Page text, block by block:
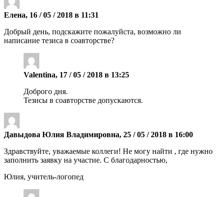
Елена, 16 / 05 / 2018 в 11:31
Добрый день, подскажите пожалуйста, возможно ли
написание тезиса в соавторстве?
Valentina, 17 / 05 / 2018 в 13:25
Доброго дня.
Тезисы в соавторстве допускаются.
Давыдова Юлия Владимировна, 25 / 05 / 2018 в 16:00
Здравствуйте, уважаемые коллеги! Не могу найти , где нужно
заполнить заявку на участие. С благодарностью,
Юлия, учитель-логопед